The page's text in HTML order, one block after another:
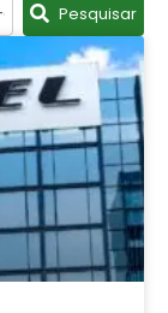
Pesquisar